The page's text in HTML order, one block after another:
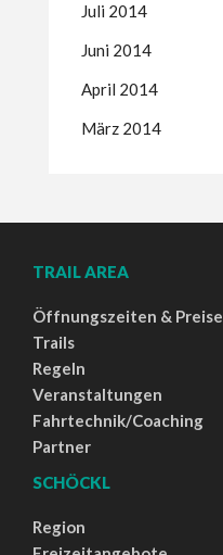
Juli 2014
Juni 2014
April 2014
März 2014
TRAIL AREA
Öffnungszeiten & Preise
Trails
Regeln
Veranstaltungen
Fahrtechnik/Coaching
Partner
SCHÖCKL
Region